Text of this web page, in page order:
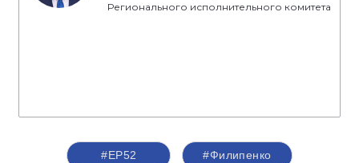
Регионального исполнительного комитета
#ЕР52 #Филипенко